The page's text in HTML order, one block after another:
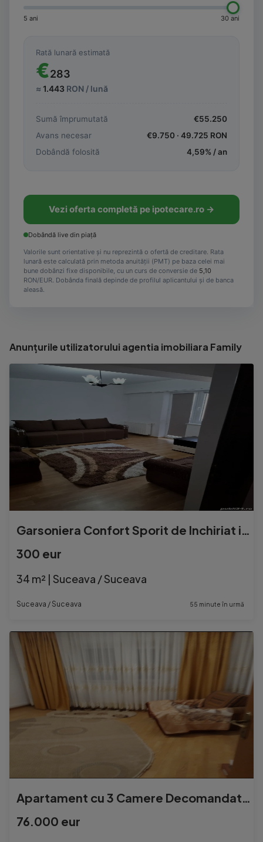
5 ani 30 ani
Rată lunară estimată
€283
≈ 1.443 RON / lună
Sumă împrumutată €55.250
Avans necesar
€9.750 · 49.725 RON
Dobândă folosită
4,59% / an
Vezi oferta completă pe ipotecare.ro →
Dobândă live din piață
Valorile sunt orientative și nu reprezintă o ofertă de creditare. Rata
lunară este calculată prin metoda anuității (PMT) pe baza celei mai
bune dobânzi fixe disponibile, cu un curs de conversie de 5,10
RON/EUR. Dobânda finală depinde de profilul aplicantului și de banca
aleasă.
Anunțurile utilizatorului agentia imobiliara Family
Garsoniera Confort Sporit de Inchiriat in BLOC NOU la UCATANA
300 eur
34 m² | Suceava / Suceava
Suceava / Suceava 55 minute în urmă
Apartament cu 3 Camere Decomandate Zona Burdujeni
76.000 eur